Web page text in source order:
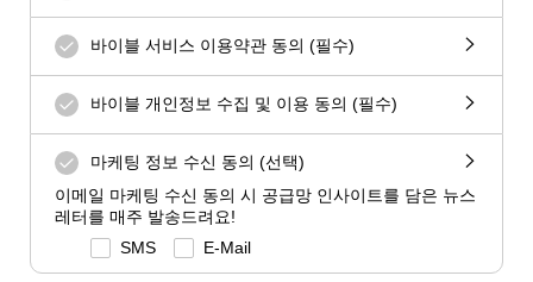
바이블 서비스 이용약관 동의 (필수)
바이블 개인정보 수집 및 이용 동의 (필수)
마케팅 정보 수신 동의 (선택)
이메일 마케팅 수신 동의 시 공급망 인사이트를 담은 뉴스
레터를 매주 발송드려요!
SMS
E-Mail